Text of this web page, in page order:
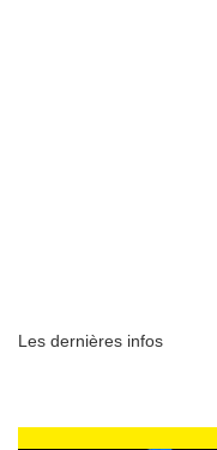
Les dernières infos